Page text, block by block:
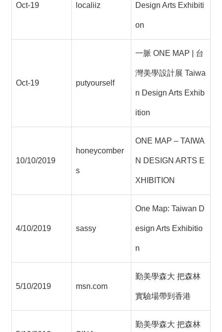
Oct-19 localiiz Design Arts Exhibiti
on
Oct-19 putyourself
一脈 ONE MAP | 台
灣美學設計展 Taiwa
n Design Arts Exhib
ition
10/10/2019
honeycomber
s
ONE MAP – TAIWA
N DESIGN ARTS E
XHIBITION
4/10/2019 sassy
One Map: Taiwan D
esign Arts Exhibitio
n
5/10/2019 msn.com
勤美學森大 把森林
實驗場帶到香港
勤美學森大 把森林